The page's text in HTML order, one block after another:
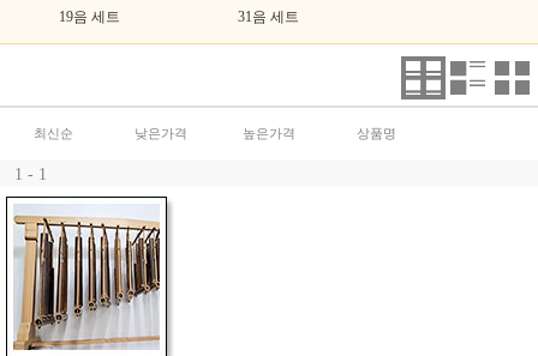
19음 세트 31음 세트
최신순 낮은가격 높은가격 상품명
1 - 1